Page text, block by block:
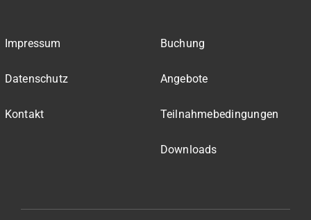
Impressum
Datenschutz
Kontakt
Buchung
Angebote
Teilnahmebedingungen
Downloads